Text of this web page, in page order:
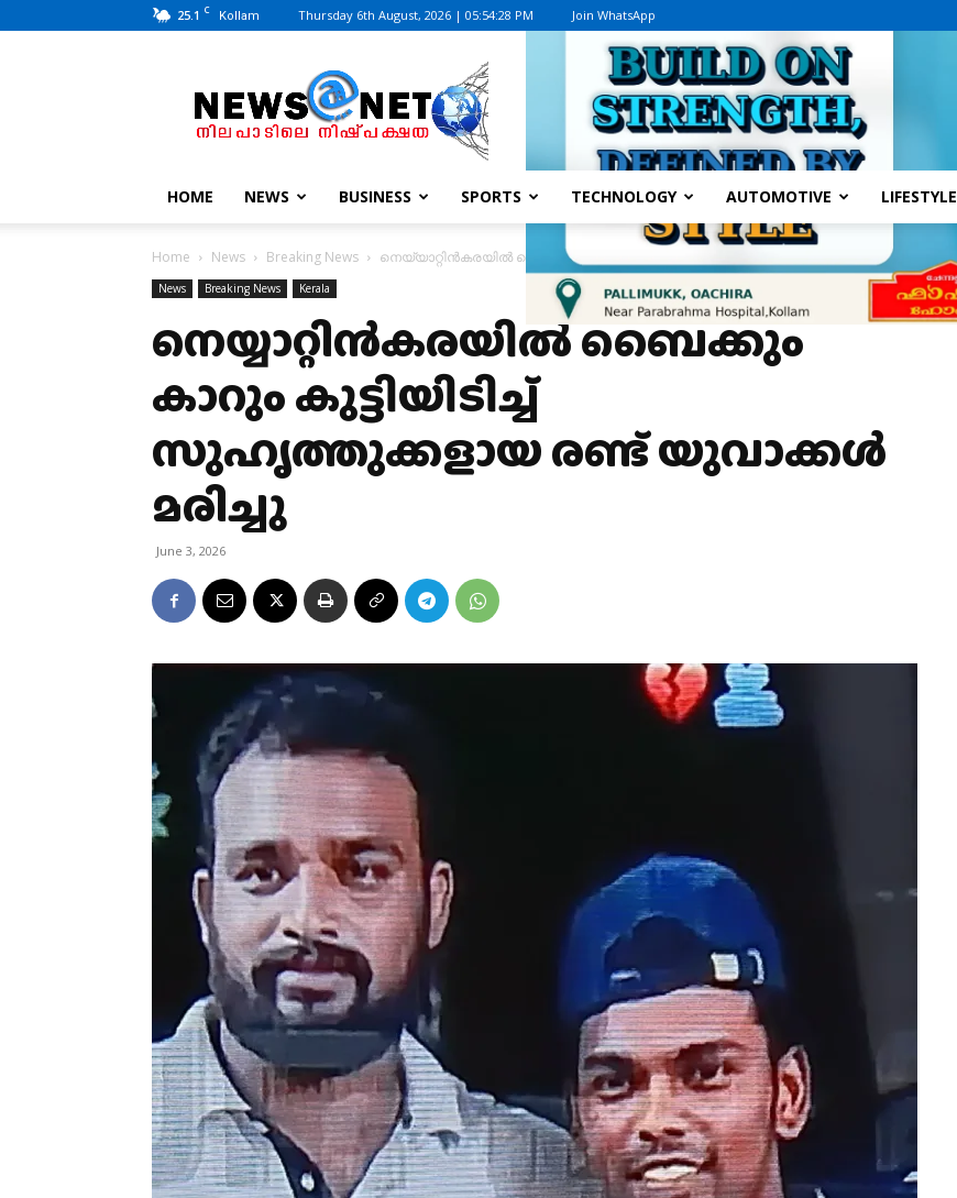
25.1 C Kollam Thursday 6th August, 2026 | 05:54:28 PM Join WhatsApp
News@Net
|
www.newsatnet.com
HOME NEWS BUSINESS SPORTS TECHNOLOGY AUTOMOTIVE LIFESTYLE
Home News Breaking News നെയ്യാറ്റിൻകരയിൽ ബൈക്കും കാറും കുട്ടിയിടിച്ച് സുഹൃത്തുക്കളായ രണ്ട് യുവാക്കൾ മരിച്ചു
News Breaking News Kerala
നെയ്യാറ്റിൻകരയിൽ ബൈക്കും
കാറും കുട്ടിയിടിച്ച്
സുഹൃത്തുക്കളായ രണ്ട് യുവാക്കൾ
മരിച്ചു
June 3, 2026